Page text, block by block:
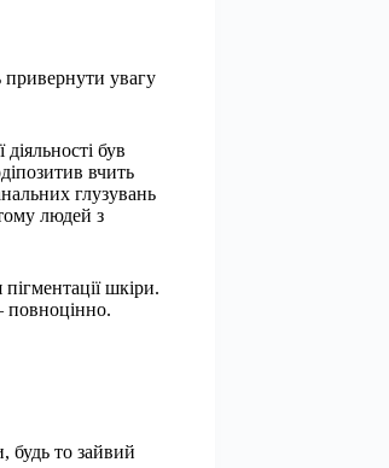
привернути увагу
був
вчить
глузувань
людей з
шкіри.
повноцінно.
будь то зайвий